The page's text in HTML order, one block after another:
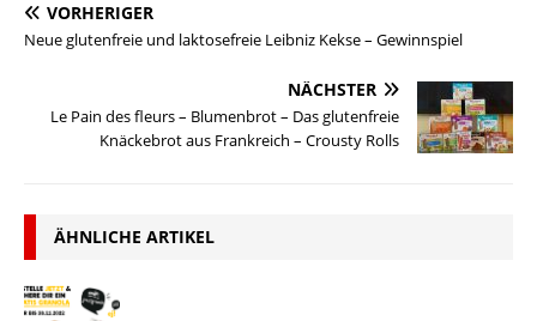
VORHERIGER
Neue glutenfreie und laktosefreie Leibniz Kekse – Gewinnspiel
NÄCHSTER
Le Pain des fleurs – Blumenbrot – Das glutenfreie
Knäckebrot aus Frankreich – Crousty Rolls
ÄHNLICHE ARTIKEL